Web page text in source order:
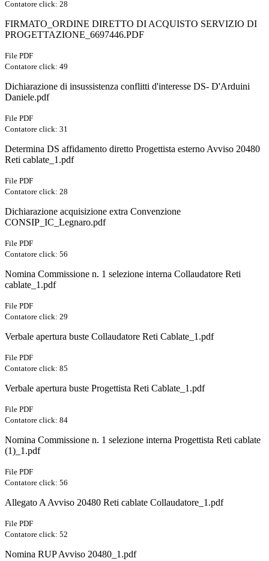
Contatore click: 28
FIRMATO_ORDINE DIRETTO DI ACQUISTO SERVIZIO DI
PROGETTAZIONE_6697446.PDF
File PDF
Contatore click: 49
Dichiarazione di insussistenza conflitti d'interesse DS- D'Arduini
Daniele.pdf
File PDF
Contatore click: 31
Determina DS affidamento diretto Progettista esterno Avviso 20480
Reti cablate_1.pdf
File PDF
Contatore click: 28
Dichiarazione acquisizione extra Convenzione
CONSIP_IC_Legnaro.pdf
File PDF
Contatore click: 56
Nomina Commissione n. 1 selezione interna Collaudatore Reti
cablate_1.pdf
File PDF
Contatore click: 29
Verbale apertura buste Collaudatore Reti Cablate_1.pdf
File PDF
Contatore click: 85
Verbale apertura buste Progettista Reti Cablate_1.pdf
File PDF
Contatore click: 84
Nomina Commissione n. 1 selezione interna Progettista Reti cablate
(1)_1.pdf
File PDF
Contatore click: 56
Allegato A Avviso 20480 Reti cablate Collaudatore_1.pdf
File PDF
Contatore click: 52
Nomina RUP Avviso 20480_1.pdf